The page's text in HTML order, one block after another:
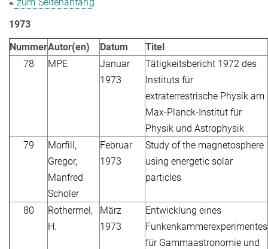
1973
NummerAutor(en) Datum
Titel
78
MPE
Januar
1973
Tätigkeitsbericht 1972 des
Instituts für
extraterrestrische Physik am
Max-Planck-Institut für
Physik und Astrophysik
79
Morfill,
Gregor,
Manfred
Scholer
Februar
1973
Study of the magnetosphere
using energetic solar
particles
80
Rothermel,
H.
März
1973
Entwicklung eines
Funkenkammerexperimentes
für Gammaastronomie und